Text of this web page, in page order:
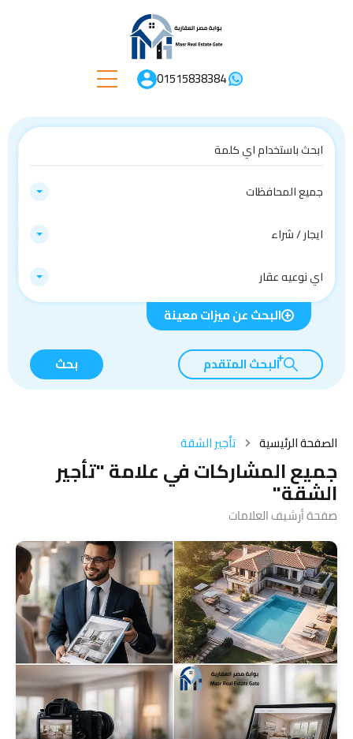
01515838384
جميع المحافظات
ايجار / شراء
اي نوعيه عقار
البحث عن ميزات معينة
البحث المتقدم بحث
الصفحة الرئيسية تأجير الشقة
جميع المشاركات في علامة "تأجير
الشقة"
صفحة أرشيف العلامات